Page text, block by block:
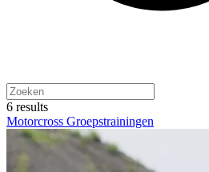
6 results
Motorcross Groepstrainingen